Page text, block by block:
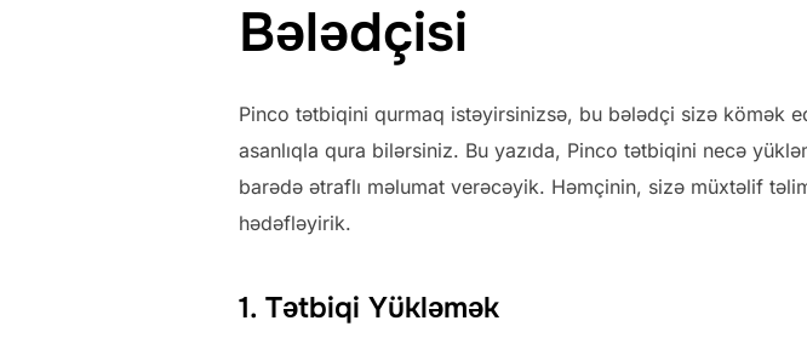
Bələdçisi
Pinco tətbiqini qurmaq istəyirsinizsə, bu bələdçi sizə kömək
asanlıqla qura bilərsiniz. Bu yazıda, Pinco tətbiqini necə
barədə ətraflı məlumat verəcəyik. Həmçinin, sizə müxtəlif
hədəfləyirik.
1. Tətbiqi Yükləmək